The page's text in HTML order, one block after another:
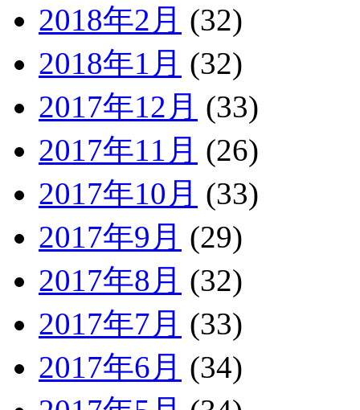
2018年2月 (32)
2018年1月 (32)
2017年12月 (33)
2017年11月 (26)
2017年10月 (33)
2017年9月 (29)
2017年8月 (32)
2017年7月 (33)
2017年6月 (34)